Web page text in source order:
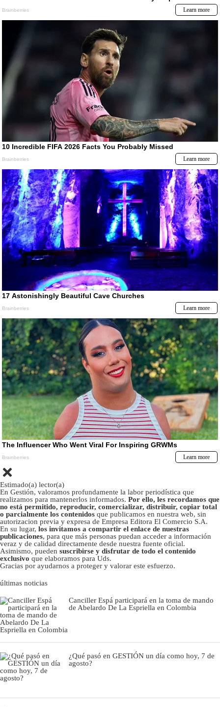
Estimado(a) lector(a)
En Gestión, valoramos profundamente la labor periodística que
realizamos para mantenerlos informados. Por ello, les recordamos que
no está permitido, reproducir, comercializar, distribuir, copiar total
o parcialmente los contenidos que publicamos en nuestra web, sin
autorizacion previa y expresa de Empresa Editora El Comercio S.A.
En su lugar, los invitamos a compartir el enlace de nuestras
publicaciones, para que más personas puedan acceder a información
veraz y de calidad directamente desde nuestra fuente oficial.
Asimismo, pueden suscribirse y disfrutar de todo el contenido
exclusivo que elaboramos para Uds.
Gracias por ayudarnos a proteger y valorar este esfuerzo.
últimas noticias
Canciller Espá participará en la toma de mando
de Abelardo De La Espriella en Colombia
¿Qué pasó en GESTIÓN un día como hoy, 7 de
agosto?